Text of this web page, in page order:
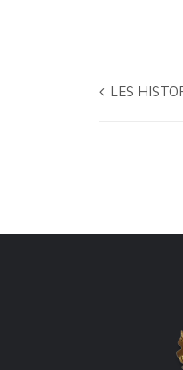
LES